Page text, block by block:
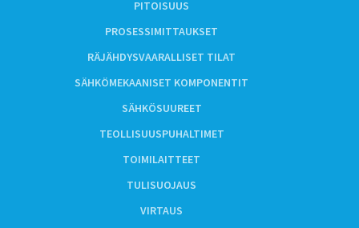
PITOISUUS
PROSESSIMITTAUKSET
RÄJÄHDYSVAARALLISET TILAT
SÄHKÖMEKAANISET KOMPONENTIT
SÄHKÖSUUREET
TEOLLISUUSPUHALTIMET
TOIMILAITTEET
TULISUOJAUS
VIRTAUS